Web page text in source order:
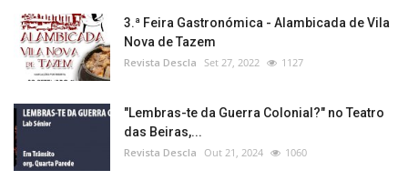
3.ª Feira Gastronómica - Alambicada de Vila
Nova de Tazem
Revista Descla Set 27, 2022 1127
"Lembras-te da Guerra Colonial?" no Teatro
das Beiras,...
Revista Descla Out 21, 2024 1060